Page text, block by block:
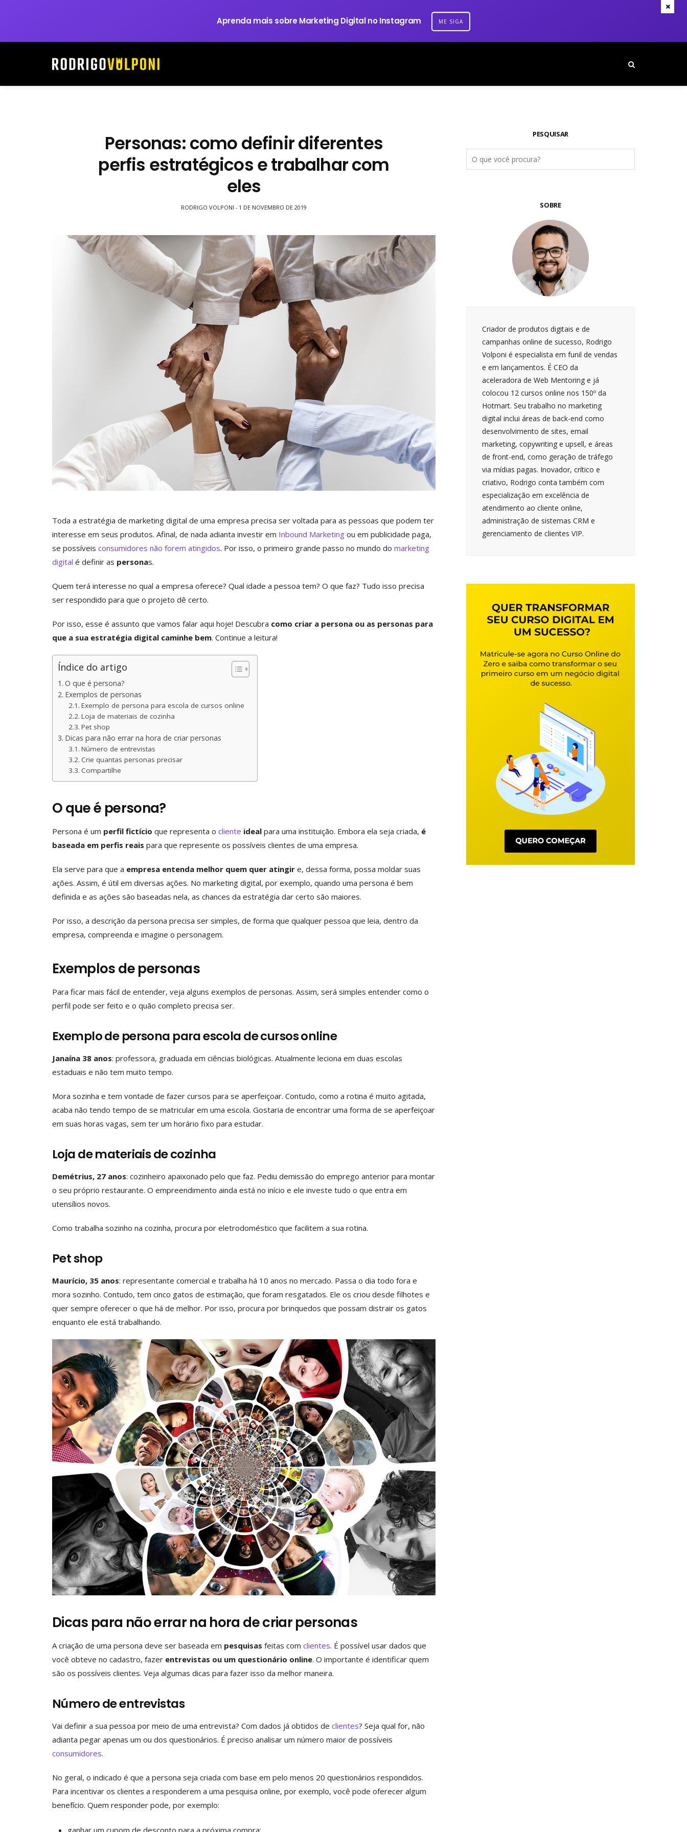
Aprenda mais sobre Marketing Digital no Instagram ME SIGA
Personas: como definir diferentes
perfis estratégicos e trabalhar com
eles
RODRIGO VOLPONI - 1 DE NOVEMBRO DE 2019
Toda a estratégia de marketing digital de uma empresa precisa ser voltada para as pessoas que podem ter
interesse em seus produtos. Afinal, de nada adianta investir em Inbound Marketing ou em publicidade paga,
se possíveis consumidores não forem atingidos. Por isso, o primeiro grande passo no mundo do marketing
digital é definir as personas.
Quem terá interesse no qual a empresa oferece? Qual idade a pessoa tem? O que faz? Tudo isso precisa
ser respondido para que o projeto dê certo.
Por isso, esse é assunto que vamos falar aqui hoje! Descubra como criar a persona ou as personas para
que a sua estratégia digital caminhe bem. Continue a leitura!
Índice do artigo
O que é persona?
Exemplos de personas
Exemplo de persona para escola de cursos online
Loja de materiais de cozinha
Pet shop
Dicas para não errar na hora de criar personas
Número de entrevistas
Crie quantas personas precisar
Compartilhe
O que é persona?
Persona é um perfil fictício que representa o cliente ideal para uma instituição. Embora ela seja criada, é
baseada em perfis reais para que represente os possíveis clientes de uma empresa.
Ela serve para que a empresa entenda melhor quem quer atingir e, dessa forma, possa moldar suas
ações. Assim, é útil em diversas ações. No marketing digital, por exemplo, quando uma persona é bem
definida e as ações são baseadas nela, as chances da estratégia dar certo são maiores.
Por isso, a descrição da persona precisa ser simples, de forma que qualquer pessoa que leia, dentro da
empresa, compreenda e imagine o personagem.
Exemplos de personas
Para ficar mais fácil de entender, veja alguns exemplos de personas. Assim, será simples entender como o
perfil pode ser feito e o quão completo precisa ser.
Exemplo de persona para escola de cursos online
Janaína 38 anos: professora, graduada em ciências biológicas. Atualmente leciona em duas escolas
estaduais e não tem muito tempo.
Mora sozinha e tem vontade de fazer cursos para se aperfeiçoar. Contudo, como a rotina é muito agitada,
acaba não tendo tempo de se matricular em uma escola. Gostaria de encontrar uma forma de se aperfeiçoar
em suas horas vagas, sem ter um horário fixo para estudar.
Loja de materiais de cozinha
Demétrius, 27 anos: cozinheiro apaixonado pelo que faz. Pediu demissão do emprego anterior para montar
o seu próprio restaurante. O empreendimento ainda está no início e ele investe tudo o que entra em
utensílios novos.
Como trabalha sozinho na cozinha, procura por eletrodoméstico que facilitem a sua rotina.
Pet shop
Maurício, 35 anos: representante comercial e trabalha há 10 anos no mercado. Passa o dia todo fora e
mora sozinho. Contudo, tem cinco gatos de estimação, que foram resgatados. Ele os criou desde filhotes e
quer sempre oferecer o que há de melhor. Por isso, procura por brinquedos que possam distrair os gatos
enquanto ele está trabalhando.
Dicas para não errar na hora de criar personas
A criação de uma persona deve ser baseada em pesquisas feitas com clientes. É possível usar dados que
você obteve no cadastro, fazer entrevistas ou um questionário online. O importante é identificar quem
são os possíveis clientes. Veja algumas dicas para fazer isso da melhor maneira.
Número de entrevistas
Vai definir a sua pessoa por meio de uma entrevista? Com dados já obtidos de clientes? Seja qual for, não
adianta pegar apenas um ou dos questionários. É preciso analisar um número maior de possíveis
consumidores.
No geral, o indicado é que a persona seja criada com base em pelo menos 20 questionários respondidos.
Para incentivar os clientes a responderem a uma pesquisa online, por exemplo, você pode oferecer algum
benefício. Quem responder pode, por exemplo:
ganhar um cupom de desconto para a próxima compra;
PESQUISAR
SOBRE
Criador de produtos digitais e de
campanhas online de sucesso, Rodrigo
Volponi é especialista em funil de vendas
e em lançamentos. É CEO da
aceleradora de Web Mentoring e já
colocou 12 cursos online nos 150º da
Hotmart. Seu trabalho no marketing
digital inclui áreas de back-end como
desenvolvimento de sites, email
marketing, copywriting e upsell, e áreas
de front-end, como geração de tráfego
via mídias pagas. Inovador, crítico e
criativo, Rodrigo conta também com
especialização em excelência de
atendimento ao cliente online,
administração de sistemas CRM e
gerenciamento de clientes VIP.